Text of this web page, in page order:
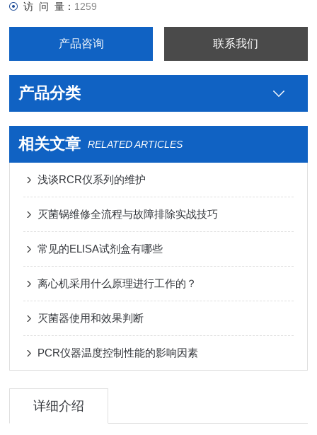
访 问 量： 1259
产品咨询 联系我们
产品分类
相关文章 RELATED ARTICLES
浅谈RCR仪系列的维护
灭菌锅维修全流程与故障排除实战技巧
常见的ELISA试剂盒有哪些
离心机采用什么原理进行工作的？
灭菌器使用和效果判断
PCR仪器温度控制性能的影响因素
详细介绍